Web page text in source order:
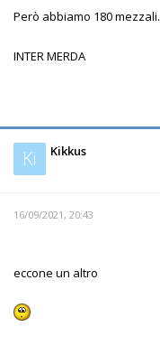
Però abbiamo 180 mezzali.
INTER MERDA
Ki Kikkus
16/09/2021, 20:43
eccone un altro